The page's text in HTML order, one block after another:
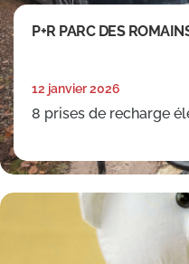
P+R PARC DES
12 janvier 2026
8 prises de recharge